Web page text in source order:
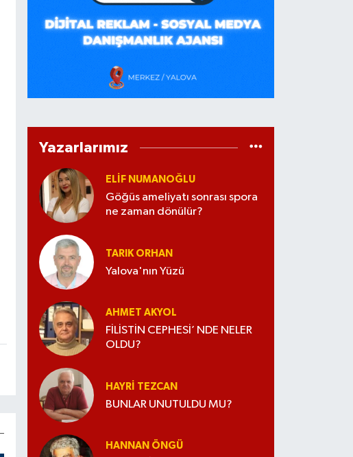
Yazarlarımız
ELİF NUMANOĞLU
Göğüs ameliyatı sonrası spora
ne zaman dönülür?
TARIK ORHAN
Yalova'nın Yüzü
AHMET AKYOL
FİLİSTİN CEPHESİ’ NDE NELER
OLDU?
HAYRI TEZCAN
BUNLAR UNUTULDU MU?
HANNAN ÖNGÜ